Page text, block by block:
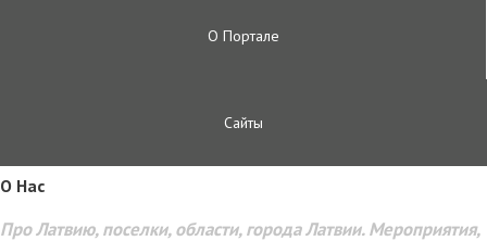
О Портале
Сайты
O Hac
Про Латвию, поселки, области, города Латвии. Мероприятия,